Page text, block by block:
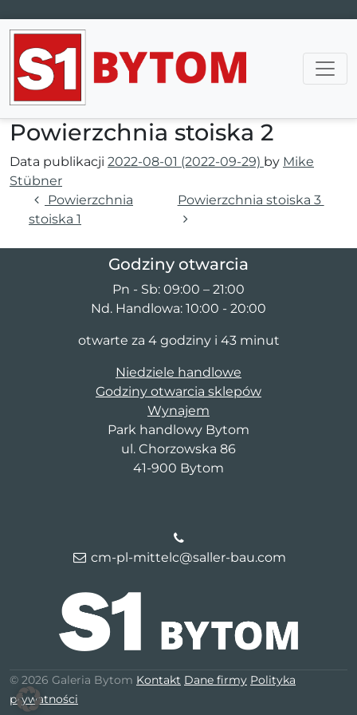
Main Navigation
Powierzchnia stoiska 2
Data publikacji 2022-08-01 (2022-09-29) by Mike
Stübner
Nawigacja wpisu
Powierzchnia
stoiska 1
Powierzchnia stoiska 3
Godziny otwarcia
Pn - Sb: 09:00 – 21:00
Nd. Handlowa: 10:00 - 20:00
otwarte za 4 godziny i 43 minut
Niedziele handlowe
Godziny otwarcia sklepów
Wynajem
Park handlowy Bytom
ul. Chorzowska 86
41-900 Bytom
cm-pl-mittelc@saller-bau.com
© 2026 Galeria Bytom Kontakt Dane firmy Polityka
prywatności